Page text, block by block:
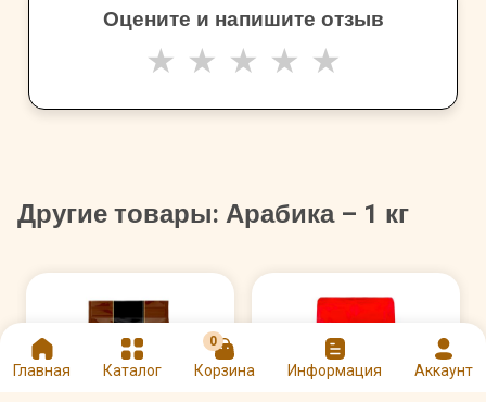
Главная Каталог
0
Корзина Информация Аккаунт
Оцените и напишите отзыв
★ ★ ★ ★ ★
Другие товары: Арабика – 1 кг